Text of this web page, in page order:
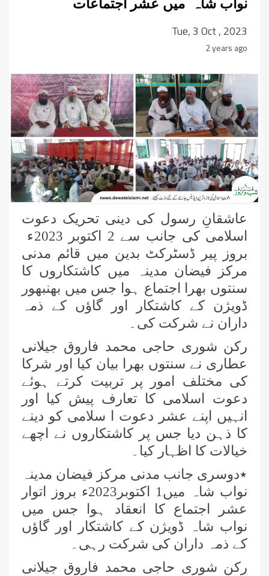
نواب شاہ میں عشر اجتماعات
Tue, 3 Oct , 2023
2 years ago
عاشقانِ رسول کی دینی تحریک دعوت
اسلامی کی جانب سے 2 اکتوبر 2023ء
بروز پیر ڈسٹرکٹ بدین میں قائم مدنی
مرکز فیضان مدینہ میں کاشتکاروں کا
سنتوں بھرا اجتماع ہوا جس میں بھنبھور
ڈویژن کے کاشتکار اور گاؤں کے ذمہ
داران نے شرکت کی۔
رکن شوری حاجی محمد فاروق جیلانی
عطاری نے سنتوں بھرا بیان کیا اور شرکا
کی مختلف امور پر تربیت کرتے ہوئے
دعوت اسلامی کا تعارف پیش کیا اور
انہیں اپنے عشر دعوت ا سلامی کو دینے
کا ذہن دیا جس پر کاشتکاروں نے اچھے
خیالات کا اظہار کیا۔
٭دوسری جانب مدنی مرکز فیضان مدینہ
نواب شاہ میں1 اکتوبر2023ء بروز اتوار
عشر اجتماع کا انعقاد ہوا جس میں
نواب شاہ ڈویژن کے کاشتکار اور گاؤں
کے ذمہ داران کی شرکت رہی۔
رکن شوری حاجی محمد فاروق جیلانی